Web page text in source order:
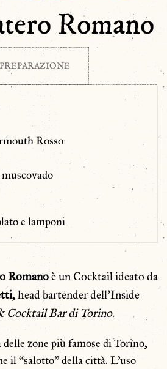
Romano
PREPARAZIONE
Rosso
e lamponi
Romanoè un Cocktail ideato da
, head bartender dell’Inside
Cocktail Bar di Torino.
zone più famose di Torino,
il “salotto” della città. L’uso